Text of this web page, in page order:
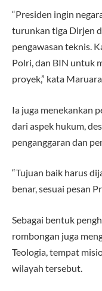
“Presiden ingin
turunkan tiga Dirjen
pengawasan teknis.
Polri, dan BIN untuk
proyek,” kata
Ia juga menekankan
dari aspek hukum,
penganggaran dan
“Tujuan baik harus
benar, sesuai pesan
Sebagai bentuk
rombongan juga
Teologia, tempat
wilayah tersebut.